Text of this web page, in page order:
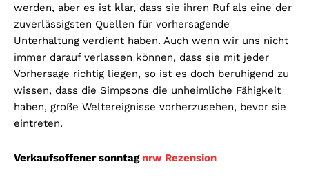
werden, aber es ist klar, dass sie ihren Ruf als eine der
zuverlässigsten Quellen für vorhersagende
Unterhaltung verdient haben. Auch wenn wir uns nicht
immer darauf verlassen können, dass sie mit jeder
Vorhersage richtig liegen, so ist es doch beruhigend zu
wissen, dass die Simpsons die unheimliche Fähigkeit
haben, große Weltereignisse vorherzusehen, bevor sie
eintreten.
Verkaufsoffener sonntag nrw Rezension